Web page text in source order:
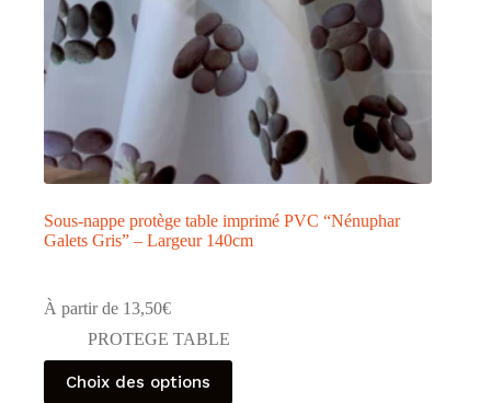
produit
Sous-nappe protège table imprimé PVC “Nénuphar
Galets Gris” – Largeur 140cm
À partir de 13,50€
PROTEGE TABLE
Choix des options
Ce
produit